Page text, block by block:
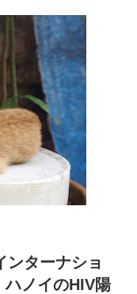
ンターナショ
ノイのHIV陽